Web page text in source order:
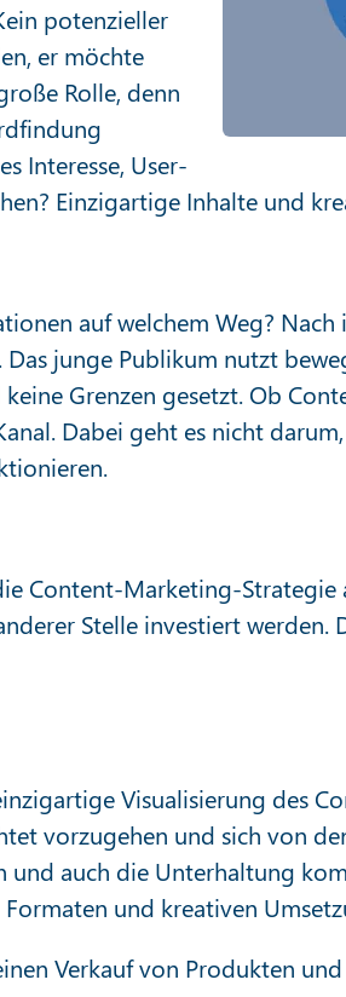
potenzieller
er möchte
Rolle, denn
Interesse, User-
Einzigartige Inhalte und
auf welchem Weg?
junge Publikum nutzt
Grenzen gesetzt. Ob
Dabei geht es nicht
Content-Marketing-
Stelle investiert
Visualisierung des
vorzugehen und sich von
und auch die Unterhaltung
und kreativen
Verkauf von Produkten